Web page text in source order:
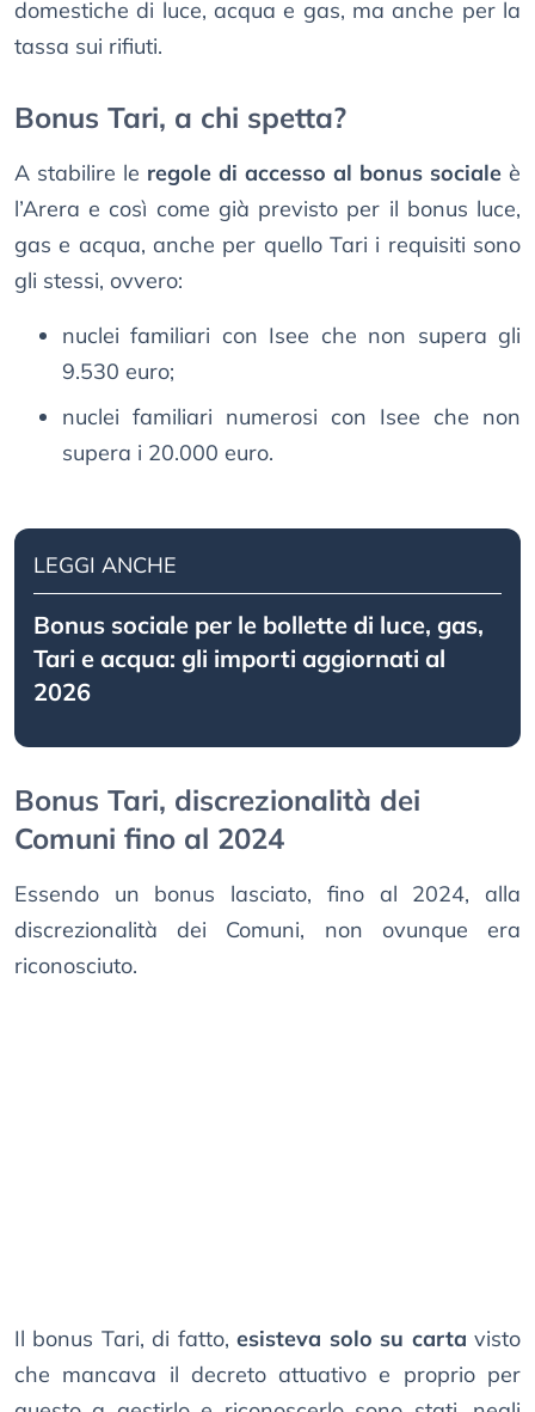
domestiche di luce, acqua e gas, ma anche per la
tassa sui rifiuti.
Bonus Tari, a chi spetta?
A stabilire le regole di accesso al bonus sociale è
l’Arera e così come già previsto per il bonus luce,
gas e acqua, anche per quello Tari i requisiti sono
gli stessi, ovvero:
nuclei familiari con Isee che non supera gli
9.530 euro;
nuclei familiari numerosi con Isee che non
supera i 20.000 euro.
LEGGI ANCHE
Bonus sociale per le bollette di luce, gas,
Tari e acqua: gli importi aggiornati al
2026
Bonus Tari, discrezionalità dei
Comuni fino al 2024
Essendo un bonus lasciato, fino al 2024, alla
discrezionalità dei Comuni, non ovunque era
riconosciuto.
Il bonus Tari, di fatto,esisteva solo su carta visto
che mancava il decreto attuativo e proprio per